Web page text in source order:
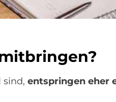
sind, entspringen eher